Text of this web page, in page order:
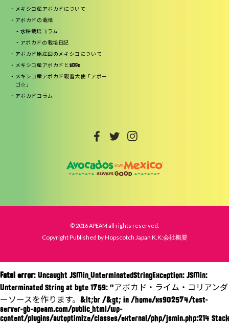
メキシコ産アボカドについて
アボカドの栽培
水耕栽培コラム
アボカドの栽培日記
アボカド原産国のメキシコについて
メキシコ産アボカドとSDGs
メキシコ産アボカド親善大使「アボー
ゴ☆」
アボカドコラム
© 2016 APEAM all rights reserved.
Copyright Published by Hopscotch Japan K.K:会社概要
Fatal error: Uncaught JSMin_UnterminatedStringException: JSMin:
Unterminated String at byte 1759: "アボカド・ライム・コリアンダ
ーソースを作ります。&lt;br /&gt; in /home/xs902574/test-
server-gb-apeam.com/public_html/wp-
content/plugins/autoptimize/classes/external/php/jsmin.php:214 Stack